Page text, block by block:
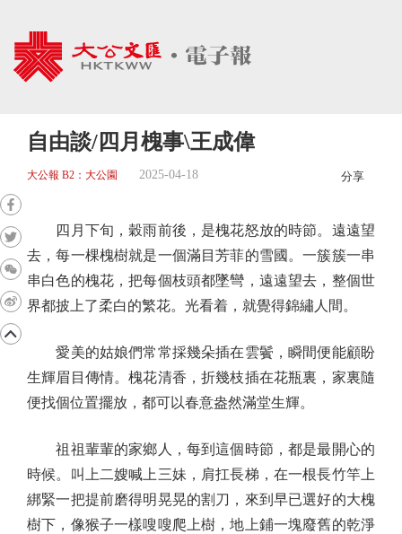
自由談/四月槐事\王成偉
大公報 B2：大公園 2025-04-18 分享
四月下旬，穀雨前後，是槐花怒放的時節。遠遠望
去，每一棵槐樹就是一個滿目芳菲的雪國。一簇簇一串
串白色的槐花，把每個枝頭都墜彎，遠遠望去，整個世
界都披上了柔白的繁花。光看着，就覺得錦繡人間。
愛美的姑娘們常常採幾朵插在雲鬢，瞬間便能顧盼
生輝眉目傳情。槐花清香，折幾枝插在花瓶裏，家裏隨
便找個位置擺放，都可以春意盎然滿堂生輝。
祖祖輩輩的家鄉人，每到這個時節，都是最開心的
時候。叫上二嫂喊上三妹，肩扛長梯，在一根長竹竿上
綁緊一把提前磨得明晃晃的割刀，來到早已選好的大槐
樹下，像猴子一樣嗖嗖爬上樹，地上鋪一塊廢舊的乾淨